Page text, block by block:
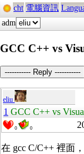
cht 電腦資訊
adm
GCC C++ vs
----------- Reply -----------
eliu
1 GCC C++ vs
0 0
在 gcc C/C++ 裡面